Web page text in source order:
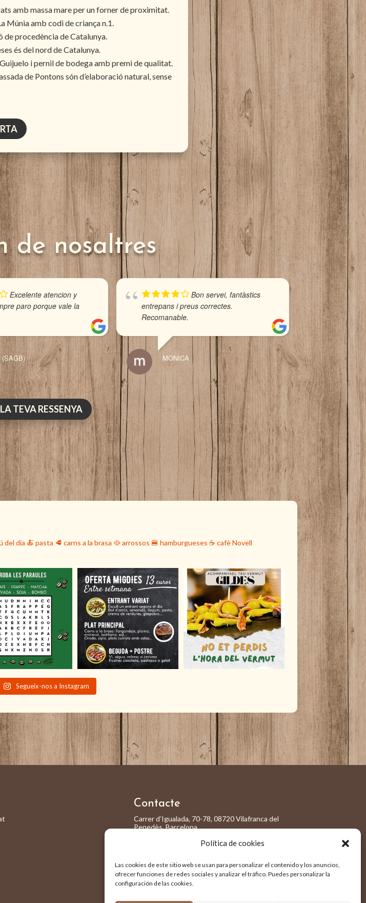
Política de cookies
Las cookies de este sitio web se usan para personalizar el contenido y los anuncios,
ofrecer funciones de redes sociales y analizar el tráfico. Puedes personalizar la
configuración de las cookies.
amb massa mare per un forner de proximitat.
Múnia amb codi de criança n.1.
de procedència de Catalunya.
és del nord de Catalunya.
i pernil de bodega amb premi de qualitat.
de Pontons són d’elaboració natural, sense
de nosaltres
Excelente atencion y
paro porque vale la
(SAGB)
Bon servei, fantàstics
entrepans i preus correctes.
Recomanable.
MONICA
TEVA RESSENYA
del dia🍝 pasta 🥩 carns a la brasa 🥘 arrossos 🍔 hamburgueses☕️ cafè Novell
Segueix-nos a Instagram
Contacte
Carrer d’Igualada, 70-78, 08720 Vilafranca del
Penedès, Barcelona